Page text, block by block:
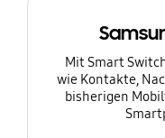
Mit Smart
wie Kontakte,
bisherigen